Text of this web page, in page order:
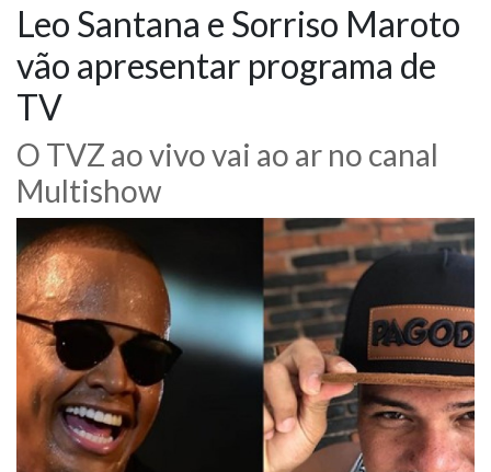
AGENDA
NOTÍCIAS
Leo Santana e Sorriso Maroto
vão apresentar programa de
TV
O TVZ ao vivo vai ao ar no canal
Multishow